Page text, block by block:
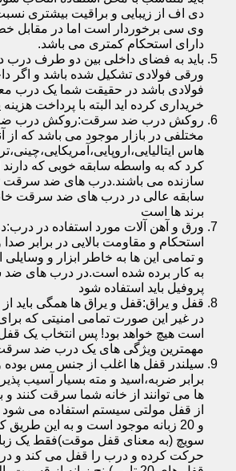
دی اف از زیبایی و براقیت بیشتری
وی سی برخوردار است اما در مقابل
دارای استحکام کمتری می باشد.
باید به فضای داخلی بین دو طرف درب
ورقی فولادی تشکیل شده باشد و اگر
فولادی باشد در حقیقت شما یک درب
خریداری کرده اید البته با پرداخت
روکش درب ضد سرقت:روکش درب ضد
مختلفی در بازار موجود می باشد که از
هاس
کرد که به واسطه سابقه خوبی که دارند
سازنده می باشند.درب های ضد سرقت
سابقه عالی در درب های ضد سرقت
برند ها است
ورق و آهن آلات مورد استفاده در
استحکام و مقاومت بالایی در برابر
و تمامی این ها به خاطر ابزار و
به کار برده شده است.در درب های
پروفیل باید استفاده شود
قفل و یراق:قفل و یراق ها همگی باید
در غیر این صورت تمامی امنیتی که
است هیچ خواهد بود! پس انتخاب یک
مهمترین ویژگی های یک درب ضد
سیلندر قفل ها اغلب از جنس مس بوده
برابر ضربه،اسید و مته بسیار آسیب
ها می توانند از خانه شما سرقت کنند و
و 20 زبانه موجود است و به این
سویچ (به معنای قفل موقت)فقط یک
حرکت کرده و درب را قفل می کند و در